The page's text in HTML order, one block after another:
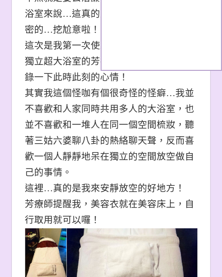
浴室來說…這真的是媲美私人工作室的隱
密的…挖尬意啦！
這次是我第一次使用到這麼大間的VIP有
獨立超大浴室的芳療包廂…一定要好好記
錄一下此時此刻的心情！
其實我這個怪咖有個很奇怪的怪癖…我並
不喜歡和人家同時共用多人的大浴室，也
並不喜歡和一堆人在同一個空間梳妝，聽
著三姑六婆聊八卦的熱絡聊天聲，反而喜
歡一個人靜靜地呆在獨立的空間放空做自
己的事情。
這裡…真的是我來安靜放空的好地方！
芳療師提醒我，美容衣就在美容床上，自
行取用就可以囉！